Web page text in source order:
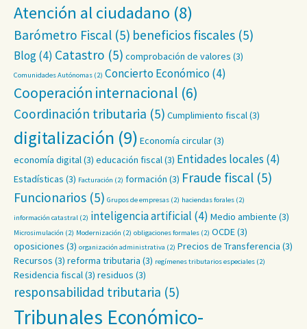
Atención al ciudadano (8)
Barómetro Fiscal (5) beneficios fiscales (5)
Blog(4) Catastro (5) comprobación de valores (3)
Comunidades Autónomas (2) Concierto Económico(4)
Cooperación internacional (6)
Coordinación tributaria (5) Cumplimiento fiscal(3)
digitalización (9) Economía circular(3)
economía digital(3) educación fiscal(3) Entidades locales (4)
Estadísticas (3) Facturación (2) formación (3) Fraude fiscal (5)
Funcionarios (5) Grupos de empresas (2) haciendas forales (2)
información catastral (2) inteligencia artificial (4) Medio ambiente (3)
Microsimulación (2) Modernización (2) obligaciones formales (2) OCDE(3)
oposiciones (3) organización administrativa (2) Precios de Transferencia (3)
Recursos (3) reforma tributaria (3) regímenes tributarios especiales (2)
Residencia fiscal(3) residuos (3)
responsabilidad tributaria (5)
Tribunales Económico-